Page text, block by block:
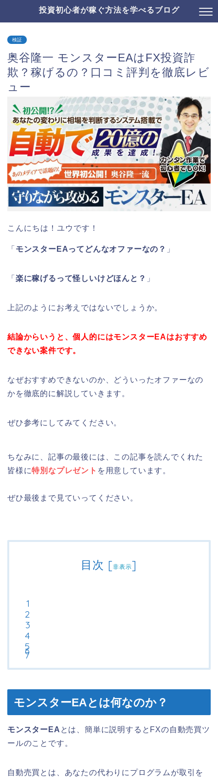
投資初心者が稼ぐ方法を学べるブログ
検証
奥谷隆一 モンスターEAはFX投資詐
欺？稼げるの？口コミ評判を徹底レビ
ュー
こんにちは！ユウです！
「 モンスターEAってどんなオファーなの？ 」
「 楽に稼げるって怪しいけどほんと？ 」
上記のようにお考えではないでしょうか。
結論からいうと、個人的にはモンスターEAはおすすめ
できない案件です。
なぜおすすめできないのか、どういったオファーなの
かを徹底的に解説していきます。
ぜひ参考にしてみてください。
ちなみに、記事の最後には、この記事を読んでくれた
皆様に特別なプレゼント を用意しています。
ぜひ最後まで見ていってください。
目次 [非表示]
モンスターEAとは何なのか？
モンスターEA とは、簡単に説明するとFXの自動売買ツ
ールのことです。
自動売買とは、あなたの代わりにプログラムが取引を